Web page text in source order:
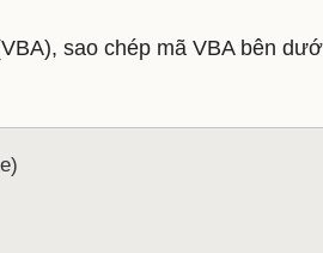
sao chép mã VBA bên